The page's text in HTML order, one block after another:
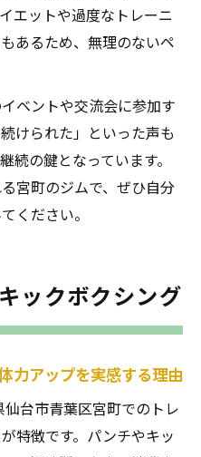
エットや過度なトレーニ
あるため、無理のないペ
ベントや交流会に参加す
けられた」といった声も
続の鍵となっています。
宮町のジムで、ぜひ自分
ください。
ックボクシング
力アップを実感する理由
台市青葉区宮町でのトレ
特徴です。パンチやキッ